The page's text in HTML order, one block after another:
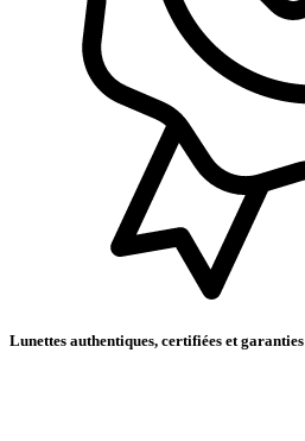
Lunettes authentiques, certifiées et garanties